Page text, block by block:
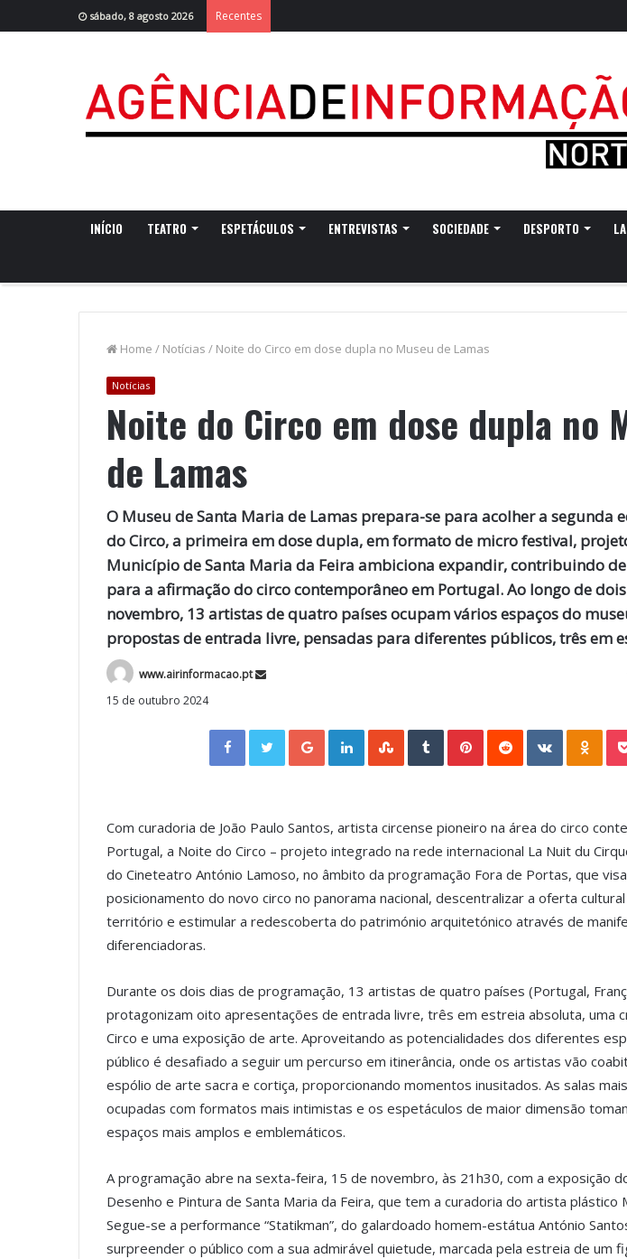
sábado, 8 agosto 2026 Recentes
INÍCIO TEATRO ESPETÁCULOS ENTREVISTAS SOCIEDADE DESPORTO
Home / Notícias / Noite do Circo em dose dupla no Museu de Lamas
Notícias
Noite do Circo em dose dupla no
de Lamas
O Museu de Santa Maria de Lamas prepara-se para acolher a segunda
do Circo, a primeira em dose dupla, em formato de micro festival,
Município de Santa Maria da Feira ambiciona expandir, contribuindo
para a afirmação do circo contemporâneo em Portugal. Ao longo de
novembro, 13 artistas de quatro países ocupam vários espaços do
propostas de entrada livre, pensadas para diferentes públicos, três em
www.airinformacao.pt
15 de outubro 2024
Facebook Twitter Google+ LinkedIn StumbleUpon Tumblr VKontakte
Com curadoria de João Paulo Santos, artista circense pioneiro na área do circo
Portugal, a Noite do Circo – projeto integrado na rede internacional La Nuit du
do Cineteatro António Lamoso, no âmbito da programação Fora de Portas, que
posicionamento do novo circo no panorama nacional, descentralizar a oferta
território e estimular a redescoberta do património arquitetónico através de
diferenciadoras.
Durante os dois dias de programação, 13 artistas de quatro países (Portugal,
protagonizam oito apresentações de entrada livre, três em estreia absoluta, uma
Circo e uma exposição de arte. Aproveitando as potencialidades dos diferentes
público é desafiado a seguir um percurso em itinerância, onde os artistas vão
espólio de arte sacra e cortiça, proporcionando momentos inusitados. As salas
ocupadas com formatos mais intimistas e os espetáculos de maior dimensão
espaços mais amplos e emblemáticos.
A programação abre na sexta-feira, 15 de novembro, às 21h30, com a exposição
Desenho e Pintura de Santa Maria da Feira, que tem a curadoria do artista plástico
Segue-se a performance “Statikman”, do galardoado homem-estátua António
surpreender o público com a sua admirável quietude, marcada pela estreia de um